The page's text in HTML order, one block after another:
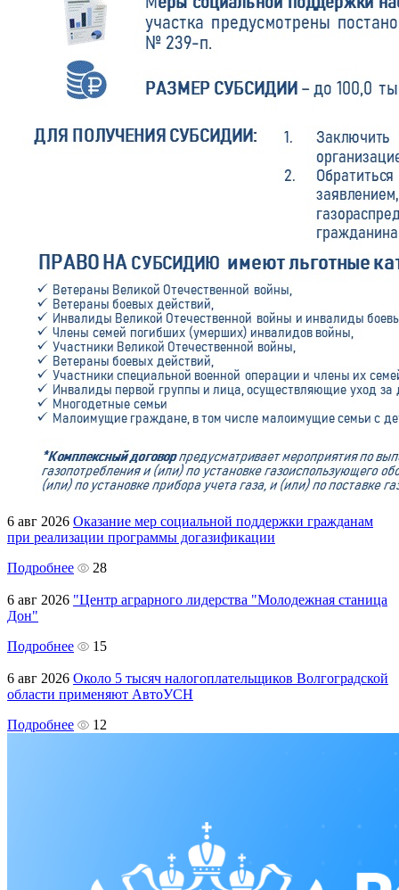
6 авг 2026 Оказание мер социальной поддержки гражданам
при реализации программы догазификации
Подробнее
28
6 авг 2026 "Центр аграрного лидерства "Молодежная станица
Дон"
Подробнее
15
6 авг 2026 Около 5 тысяч налогоплательщиков Волгоградской
области применяют АвтоУСН
Подробнее
12